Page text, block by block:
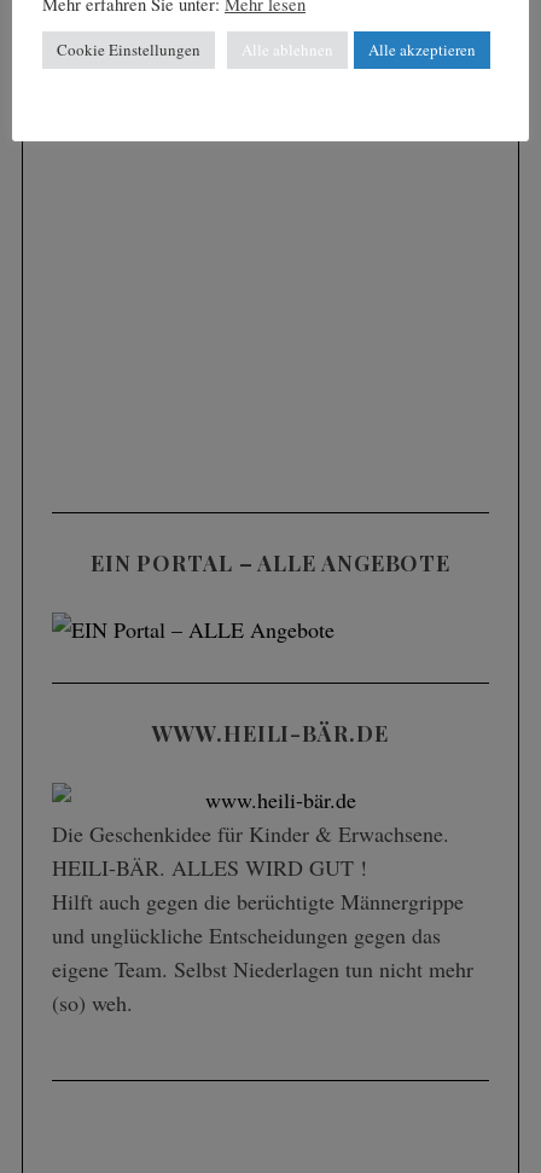
EIN PORTAL – ALLE ANGEBOTE
WWW.HEILI-BÄR.DE
Die Geschenk­idee für Kinder & Erwachsene.
HEILI-BÄR. ALLES WIRD GUT !
Hilft auch gegen die berüchtigte Männergrippe
und unglückliche Entscheidungen gegen das
eigene Team. Selbst Niederlagen tun nicht mehr
(so) weh.
Cookie Einstellungen Alle ablehnen Alle akzeptieren